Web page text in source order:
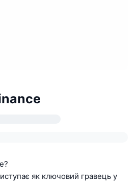
як ключовий гравець у